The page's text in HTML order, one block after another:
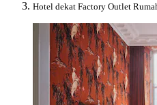
Hotel dekat Factory Outlet